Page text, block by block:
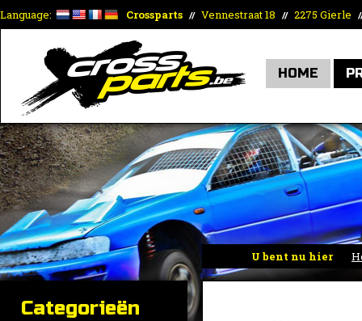
Language: Crossparts // Vennestraat 18 // 2275 Gierle
HOME
U bent nu hier
Categorieën